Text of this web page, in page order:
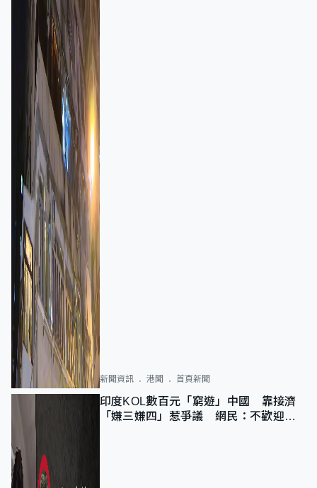
新聞資訊 港聞 首頁新聞
印度KOL數百元「窮遊」中國 靠接濟
「嫌三嫌四」惹爭議 網民：不歡迎劣